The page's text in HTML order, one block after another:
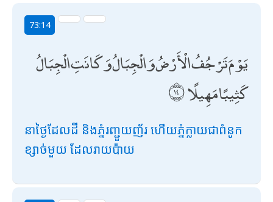
73:14
يَوْمَ تَرْجُفُ الْأَرْضُ وَالْجِبَالُ وَكَانَتِ الْجِبَالُ
كَثِيبًا مَهِيلًا
នាថ្ងៃដែលដី និងភ្នំរញ្ជួយញ័រ ហើយភ្នំក្លាយជាពំនូក
ខ្សាច់មួយ ដែលរាយប៉ាយ